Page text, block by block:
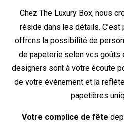
Chez The Luxury Box, nous
réside dans les détails. C’est
offrons la possibilité de
de papeterie selon vos goûts
designers sont à votre écoute
de votre événement et la
papetières
Votre complice de fête